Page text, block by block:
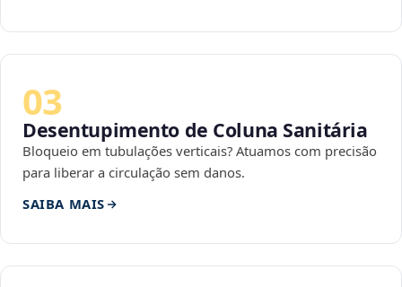
03
Desentupimento de Coluna Sanitária
Bloqueio em tubulações verticais? Atuamos com precisão
para liberar a circulação sem danos.
SAIBA MAIS